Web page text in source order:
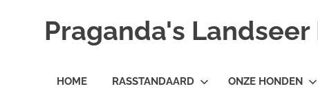
Praganda's Landseer
kennel
HOME RASSTANDAARD ONZE HONDEN